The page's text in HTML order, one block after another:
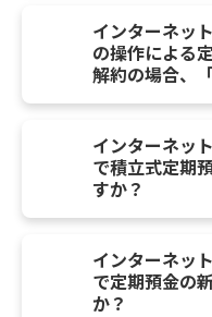
インターネッ
の操作による
解約の場合、
インターネッ
で積立式定期
すか？
インターネッ
で定期預金の
か？